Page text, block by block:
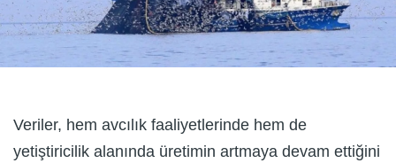
Veriler, hem avcılık faaliyetlerinde hem de
yetiştiricilik alanında üretimin artmaya devam ettiğini